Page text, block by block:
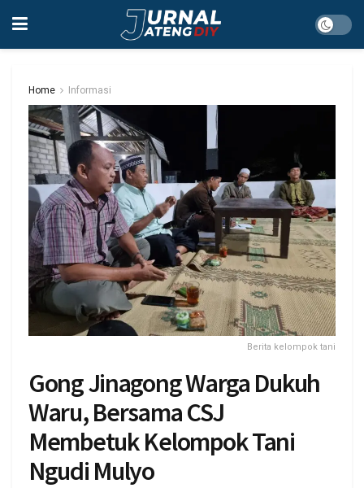
Home Informasi
Berita kelompok tani
Gong Jinagong Warga Dukuh
Waru, Bersama CSJ
Membetuk Kelompok Tani
Ngudi Mulyo